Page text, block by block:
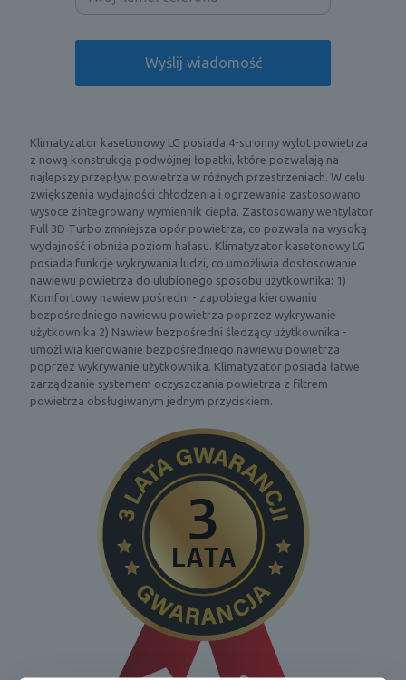
Klimatyzator kasetonowy LG posiada 4-stronny wylot powietrza
z nową konstrukcją podwójnej łopatki, które pozwalają na
najlepszy przepływ powietrza w różnych przestrzeniach. W celu
zwiększenia wydajności chłodzenia i ogrzewania zastosowano
wysoce zintegrowany wymiennik ciepła. Zastosowany wentylator
Full 3D Turbo zmniejsza opór powietrza, co pozwala na wysoką
wydajność i obniża poziom hałasu. Klimatyzator kasetonowy LG
posiada funkcję wykrywania ludzi, co umożliwia dostosowanie
nawiewu powietrza do ulubionego sposobu użytkownika: 1)
Komfortowy nawiew pośredni - zapobiega kierowaniu
bezpośredniego nawiewu powietrza poprzez wykrywanie
użytkownika 2) Nawiew bezpośredni śledzący użytkownika -
umożliwia kierowanie bezpośredniego nawiewu powietrza
poprzez wykrywanie użytkownika. Klimatyzator posiada łatwe
zarządzanie systemem oczyszczania powietrza z filtrem
powietrza obsługiwanym jednym przyciskiem.